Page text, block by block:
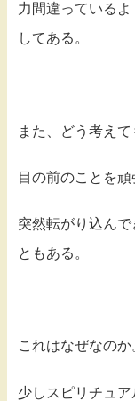
力間違っている
してある。
また、どう考え
目の前のことを
突然転がり込ん
ともある。
これはなぜなのか
少しスピリチュア